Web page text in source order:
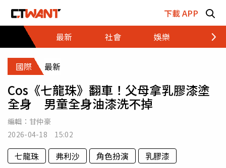
下載 APP
最新
社會 娛樂 財經
國際 最新
Cos《七龍珠》翻車！父母拿乳膠漆塗
全身 男童全身油漆洗不掉
編輯： 甘仲豪
2026-04-18 15:02
七龍珠 弗利沙 角色扮演 乳膠漆